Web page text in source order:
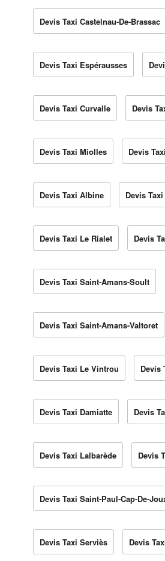
Devis Taxi Castelnau-De-Brassac
Devis Taxi Espérausses
Devis Taxi Curvalle Devis
Devis Taxi Miolles Devis
Devis Taxi Albine Devis
Devis Taxi Le Rialet Devis
Devis Taxi Saint-Amans-Soult
Devis Taxi Saint-Amans-Valtoret
Devis Taxi Le Vintrou Devis
Devis Taxi Damiatte Devis
Devis Taxi Lalbarède Devis
Devis Taxi Saint-Paul-Cap-De-
Devis Taxi Serviès Devis